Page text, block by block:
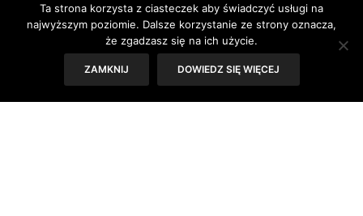
się żoną głowy. Część być może mężem. Musieli być
jednak i tacy, którym przypadła w udziale rola syna
głowy, córki głowy, matki głowy, ojca, a gdzieniegdzie też
może i wnuczki. To komplikuje rachunek. Podobni
skołowanym detektywom na tropie sprawcy zabójstwa,
wiemy więc, że jest głowa, tylko nie wiemy czyja.
Ta strona korzysta z ciasteczek aby świadczyć usługi na
najwyższym poziomie. Dalsze korzystanie ze strony oznacza,
że zgadzasz się na ich użycie.
ZAMKNIJ DOWIEDZ SIĘ WIĘCEJ